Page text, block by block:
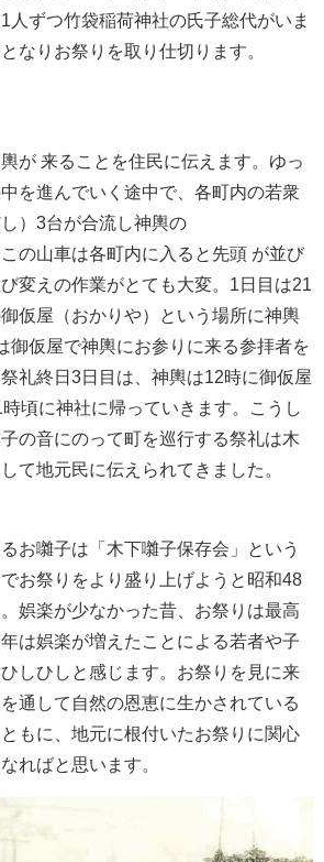
人ずつ竹袋稲荷神社の氏子総代がいま
なりお祭りを取り仕切ります。
が 来ることを住民に伝えます。ゆっ
を進んでいく途中で、各町内の若衆
）3台が合流し神輿の
の山車は各町内に入ると先頭 が並び
変えの作業がとても大変。1日目は21
仮屋（おかりや）という場所に神輿
御仮屋で神輿にお参りに来る参拝者を
礼終日3日目は、神輿は12時に御仮屋
頃に神社に帰っていきます。こうし
の音にのって町を巡行する祭礼は木
て地元民に伝えられてきました。
お囃子は「木下囃子保存会」という
お祭りをより盛り上げようと昭和48
娯楽が少なかった昔、お祭りは最高
は娯楽が増えたことによる若者や子
しひしと感じます。お祭りを見に来
通して自然の恩恵に生かされている
もに、地元に根付いたお祭りに関心
ればと思います。